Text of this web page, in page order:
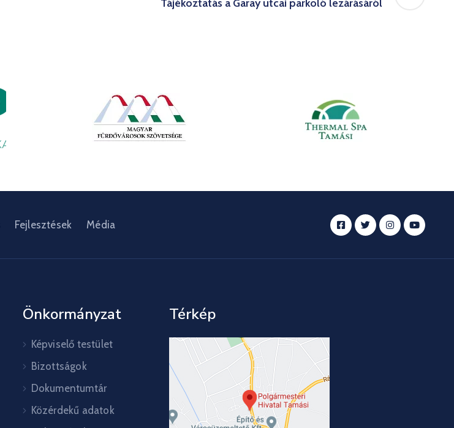
Tájékoztatás a Garay utcai parkoló lezárásáról
Fejlesztések Média
Önkormányzat
Képviselő testület
Bizottságok
Dokumentumtár
Közérdekű adatok
Térkép